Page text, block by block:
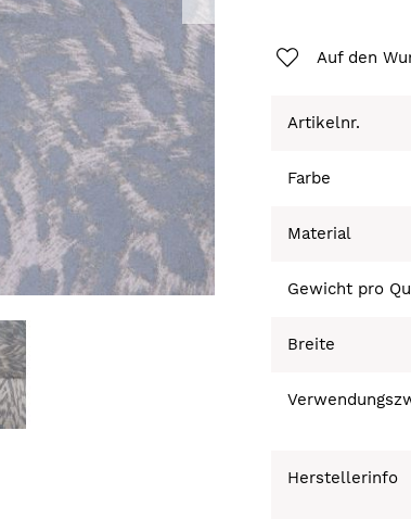
Auf den
Artikelnr.
Farbe
Material
Gewicht pro
Breite
Herstellerinfo